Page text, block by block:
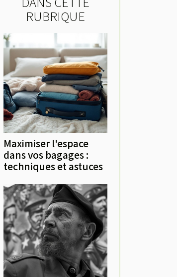
RUBRIQUE
Maximiser l'espace
dans vos bagages :
techniques et astuces